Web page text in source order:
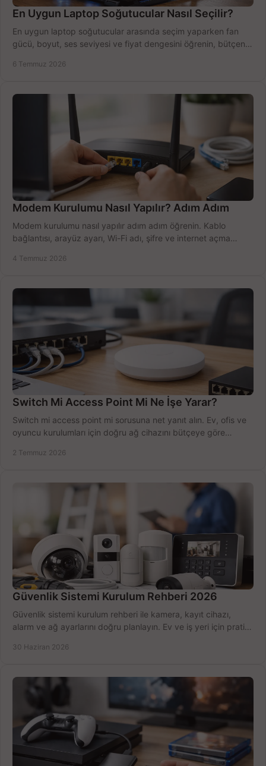
En Uygun Laptop Soğutucular Nasıl Seçilir?
En uygun laptop soğutucular arasında seçim yaparken fan
gücü, boyut, ses seviyesi ve fiyat dengesini öğrenin, bütçenizi
6 Temmuz 2026
Modem Kurulumu Nasıl Yapılır? Adım Adım
Modem kurulumu nasıl yapılır adım adım öğrenin. Kablo
bağlantısı, arayüz ayarı, Wi-Fi adı, şifre ve internet açma
4 Temmuz 2026
Switch Mi Access Point Mi Ne İşe Yarar?
Switch mi access point mi sorusuna net yanıt alın. Ev, ofis ve
oyuncu kurulumları için doğru ağ cihazını bütçeye göre
2 Temmuz 2026
Güvenlik Sistemi Kurulum Rehberi 2026
Güvenlik sistemi kurulum rehberi ile kamera, kayıt cihazı,
alarm ve ağ ayarlarını doğru planlayın. Ev ve iş yeri için pratik
30 Haziran 2026